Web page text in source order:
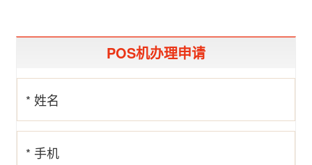
POS机办理申请
* 姓名
* 手机